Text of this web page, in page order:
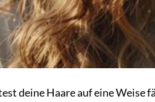
deine Haare auf eine Weise